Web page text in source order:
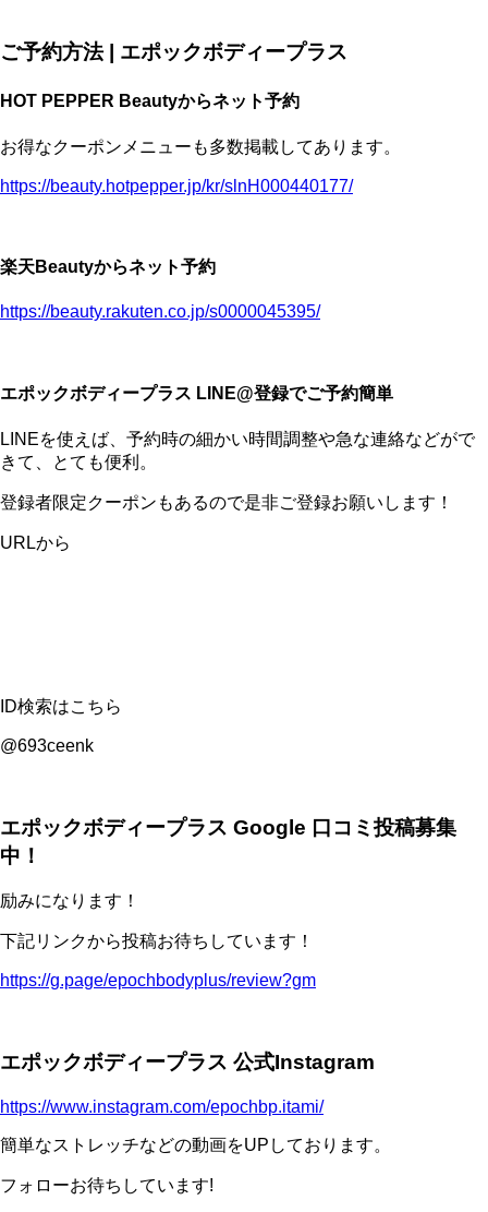
ご予約方法 | エポックボディープラス
HOT PEPPER Beautyからネット予約
お得なクーポンメニューも多数掲載してあります。
https://beauty.hotpepper.jp/kr/slnH000440177/
楽天Beautyからネット予約
https://beauty.rakuten.co.jp/s0000045395/
エポックボディープラス LINE@登録でご予約簡単
LINEを使えば、予約時の細かい時間調整や急な連絡などがで
きて、とても便利。
登録者限定クーポンもあるので是非ご登録お願いします！
URLから
ID検索はこちら
@693ceenk
エポックボディープラス Google 口コミ投稿募集
中！
励みになります！
下記リンクから投稿お待ちしています！
https://g.page/epochbodyplus/review?gm
エポックボディープラス 公式Instagram
https://www.instagram.com/epochbp.itami/
簡単なストレッチなどの動画をUPしております。
フォローお待ちしています!